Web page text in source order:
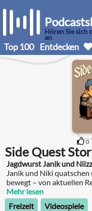
Hören Sie sich
an
Top 100 Entdecken
0
Side Quest
Jagdwurst Janik und
Janik und Niki
bewegt – von aktuellen
geprägt haben.
Mehr lesen
Freizeit
Videospiele